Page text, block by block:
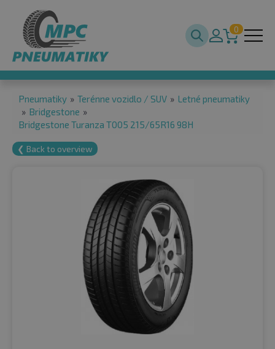
0
Pneumatiky » Terénne vozidlo / SUV » Letné pneumatiky
» Bridgestone »
Bridgestone Turanza T005 215/65R16 98H
❮ Back to overview